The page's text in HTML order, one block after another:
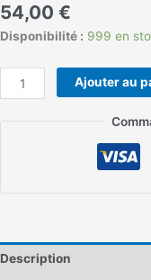
54,00 €
Disponibilité : 999 en
Ajouter au
Description